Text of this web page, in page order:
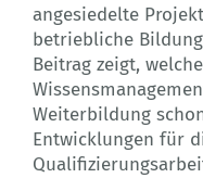
angesiedelte
betriebliche
Beitrag zeigt,
Weiterbildung
Entwicklungen für